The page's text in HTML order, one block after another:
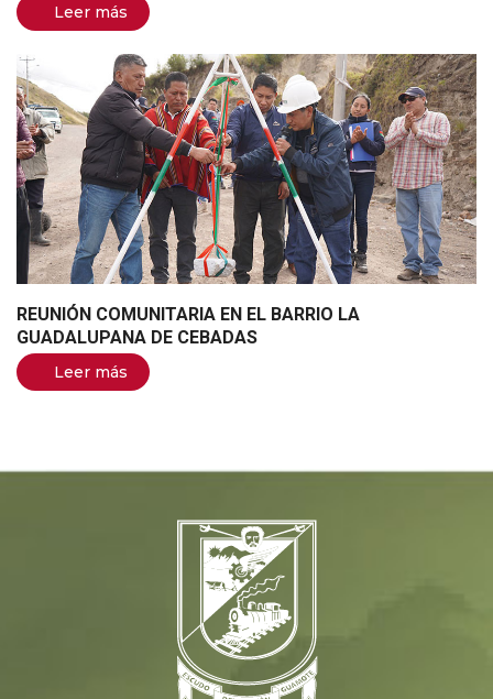
Leer más
REUNIÓN COMUNITARIA EN EL BARRIO LA
GUADALUPANA DE CEBADAS
Leer más